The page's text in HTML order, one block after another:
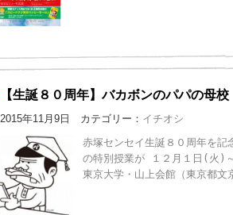
【生誕８０周年】バカボンのパパの母
2015年11月9日 カテゴリー： イチオシ
赤塚センセイ生誕８０周年を記
の特別授業が １２月１日(火)
東京大学・山上会館（東京都文